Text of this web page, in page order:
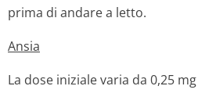
prima di andare a letto.
Ansia
La dose iniziale varia da 0,25